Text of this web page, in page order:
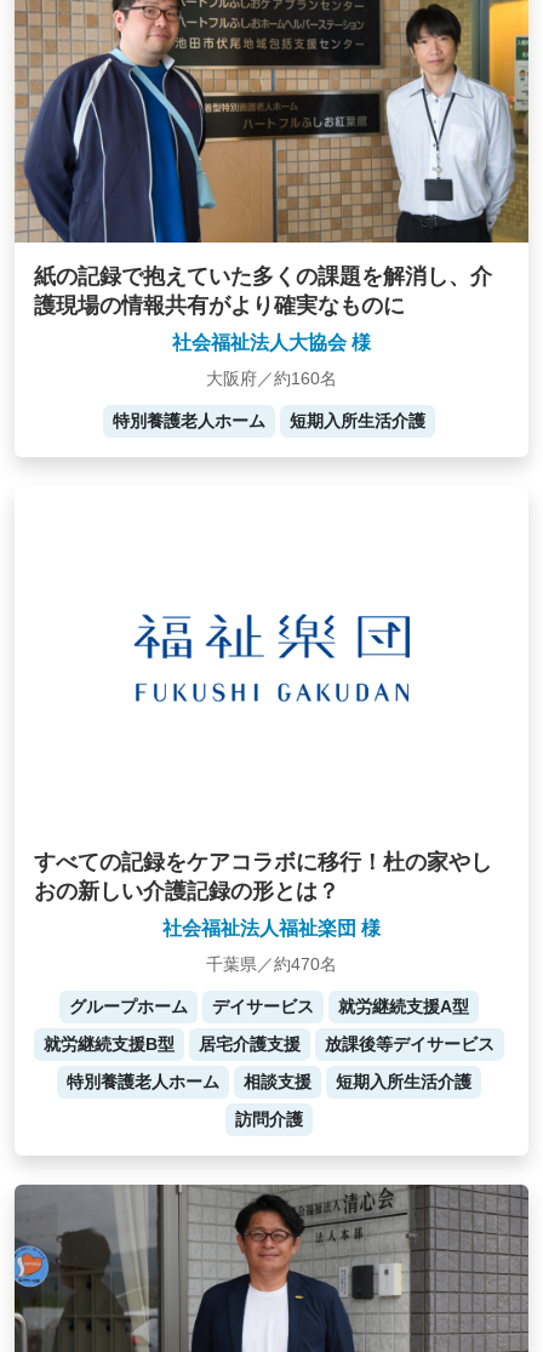
紙の記録で抱えていた多くの課題を解消し、介
護現場の情報共有がより確実なものに
社会福祉法人大協会 様
大阪府／約160名
特別養護老人ホーム 短期入所生活介護
すべての記録をケアコラボに移行！杜の家やし
おの新しい介護記録の形とは？
社会福祉法人福祉楽団 様
千葉県／約470名
グループホーム デイサービス
就労継続支援A型
就労継続支援B型
居宅介護支援
放課後等デイサービス
特別養護老人ホーム
相談支援
短期入所生活介護
訪問介護